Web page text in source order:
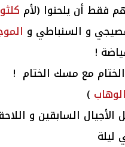
فقط أن يلحنوا (لأم
و السنباطي و
!
مع مسك الختام !
)
السابقين و
ليلة